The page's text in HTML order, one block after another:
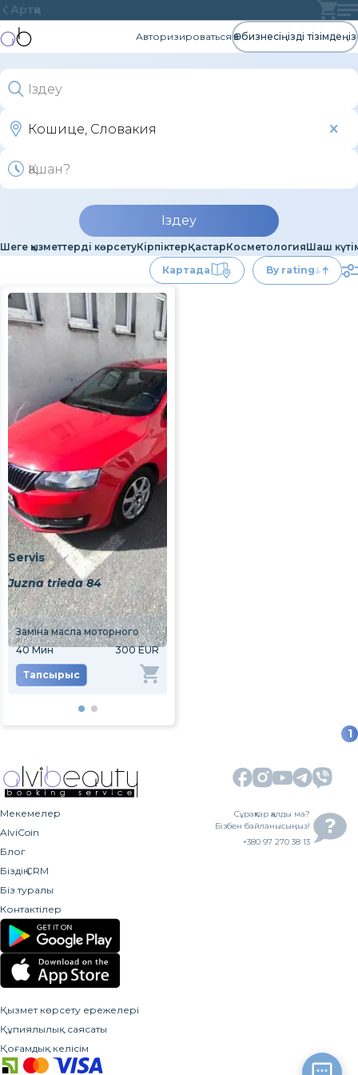
Артқа
Авторизироваться Өз бизнесіңізді тізімдеңіз
Іздеу
Шеге қызметтерді көрсетуКірпіктерҚастарКосметологияШаш
Картада
By rating
Servis
Juzna trieda 84
Заміна масла моторного
40 Мин 300 EUR
Тапсырыс
1
Мекемелер
AlviCoin
Блог
Біздің CRM
Біз туралы
Контактілер
Сұрақтар қалды ма?
Бізбен байланысыңыз!
+380 97 270 38 13
Қызмет көрсету ережелері
Құпиялылық саясаты
Қоғамдық келісім